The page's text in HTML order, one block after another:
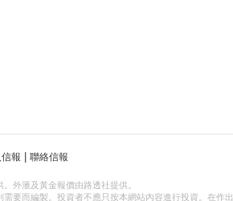
報 聯絡信報
外滙及黃金報價由路透社提供。
要而編製。投資者不應只按本網站內容進行投資。在作出